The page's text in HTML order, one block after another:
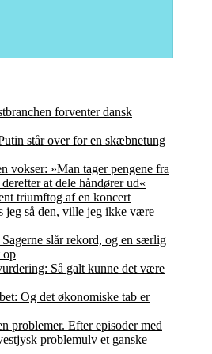
forventer dansk
står over for en skæbnetung
vokser: »Man tager pengene fra
at dele håndører ud«
triumftog af en koncert
jeg så den, ville jeg ikke være
slår rekord, og en særlig
op
Så galt kunne det være
Og det økonomiske tab er
problemer. Efter episoder med
problemulv et ganske